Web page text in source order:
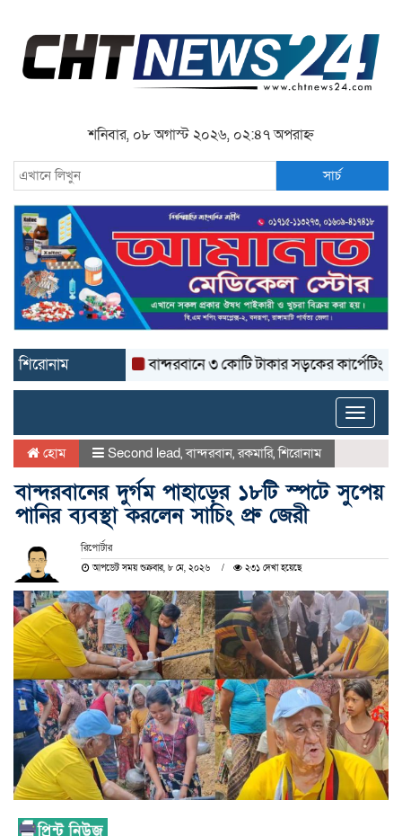
শনিবার, ০৮ অগাস্ট ২০২৬, ০২:৪৭ অপরাহ্ন
সার্চ
শিরোনাম বান্দরবানে ৩ কোটি টাকার সড়কের কার্পেটিং উঠে
Toggle
হোম Second lead,বান্দরবান,রকমারি,শিরোনাম
বান্দরবানের দুর্গম পাহাড়ের ১৮টি স্পটে সুপেয়
পানির ব্যবস্থা করলেন সাচিং প্রু জেরী
রিপোর্টার
আপডেট সময় শুক্রবার, ৮ মে, ২০২৬ ২৩১ দেখা হয়েছে